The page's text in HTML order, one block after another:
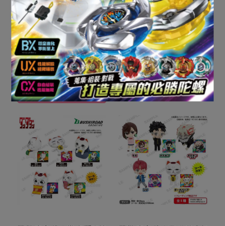
現貨 盲盒 52TOYS 蠟筆小
新 大尾巴 搪膠毛絨2
NT$400
加入購物車
現貨 盲盒 野獸國 迪士尼
甜點小品系列
NT$400
加入購物車